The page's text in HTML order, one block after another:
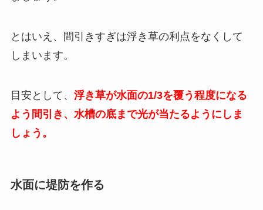
とはいえ、間引きすぎは浮き草の利点をなくして
しまいます。
目安として、 浮き草が水面の1/3を覆う程度になる
よう間引き、水槽の底まで光が当たるようにしま
しょう。
水面に堤防を作る